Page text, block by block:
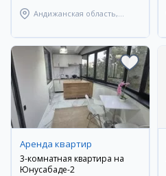
Андижанская область,
Аренда квартир
3-комнатная квартира на
Юнусабаде-2